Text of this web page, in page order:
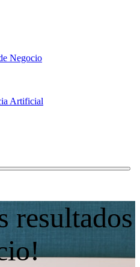
Negocio
Artificial
resultados